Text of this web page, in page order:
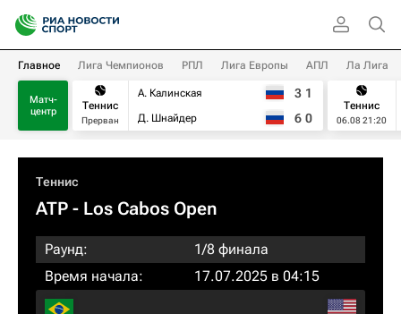
Главное Лига Чемпионов РПЛ Лига Европы АПЛ Ла Лига
Матч-
центр
Теннис
Прерван
А. Калинская
Д. Шнайдер
3 1
6 0
Теннис
06.08 21:20
Теннис
ATP - Los Cabos Open
Раунд:
1/8 финала
Время начала:
17.07.2025 в 04:15